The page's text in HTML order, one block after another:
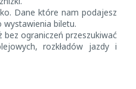
Dane które nam podajesz
wystawienia biletu.
ograniczeń przeszukiwać
rozkładów jazdy i